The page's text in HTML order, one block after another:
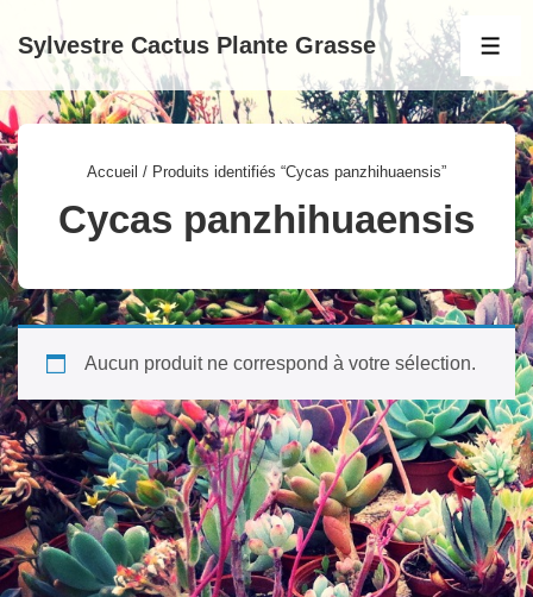
passer
au
contenu
principal
Sylvestre Cactus Plante Grasse
Accueil / Produits identifiés “Cycas panzhihuaensis”
Cycas panzhihuaensis
Aucun produit ne correspond à votre sélection.